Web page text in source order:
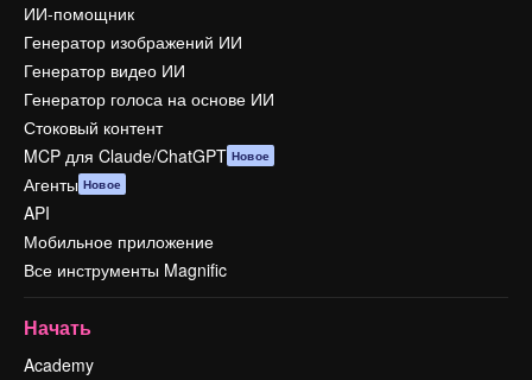
ИИ-помощник
Генератор изображений ИИ
Генератор видео ИИ
Генератор голоса на основе ИИ
Стоковый контент
MCP для Claude/ChatGPT Новое
Агенты Новое
API
Мобильное приложение
Все инструменты Magnific
Начать
Academy